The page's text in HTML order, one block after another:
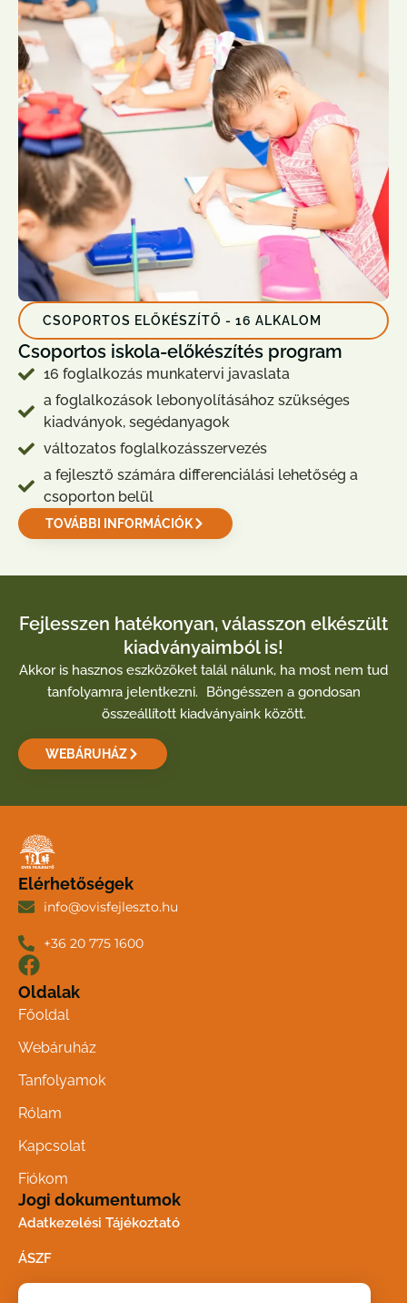
CSOPORTOS ELŐKÉSZÍTŐ - 16 ALKALOM
Csoportos iskola-előkészítés program
16 foglalkozás munkatervi javaslata
a foglalkozások lebonyolításához szükséges
kiadványok, segédanyagok
változatos foglalkozásszervezés
a fejlesztő számára differenciálási lehetőség a
csoporton belül
TOVÁBBI INFORMÁCIÓK
Fejlesszen hatékonyan, válasszon elkészült
kiadványaimból is!
Akkor is hasznos eszközöket talál nálunk, ha most nem tud
tanfolyamra jelentkezni. Böngésszen a gondosan
összeállított kiadványaink között.
WEBÁRUHÁZ
Elérhetőségek
info@ovisfejleszto.hu
+36 20 775 1600
Oldalak
Főoldal
Webáruház
Tanfolyamok
Rólam
Kapcsolat
Fiókom
Jogi dokumentumok
Adatkezelési Tájékoztató
ÁSZF
Bankkártyás fizetési tájékoztató